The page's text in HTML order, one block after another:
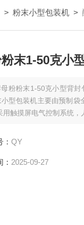
> 粉末小型包装机 >
末1-50克小
粉粉末1-50克小型背
型包装机主要由预制
用触摸屏电气控制系统，
：QY
2025-09-27